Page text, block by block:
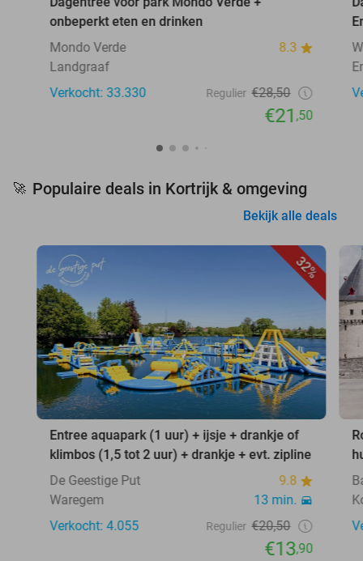
onbeperkt eten en drinken
Mondo Verde
8.3
Landgraaf
Verkocht: 33.330
Regulier €28,50
€21,50
🚀 Populaire deals in Kortrijk & omgeving
Bekijk alle deals
32%
Entree aquapark (1 uur) + ijsje + drankje of
klimbos (1,5 tot 2 uur) + drankje + evt. zipline
De Geestige Put
9.8
Waregem
13 min.
Verkocht: 4.055
Regulier €20,50
€13,90